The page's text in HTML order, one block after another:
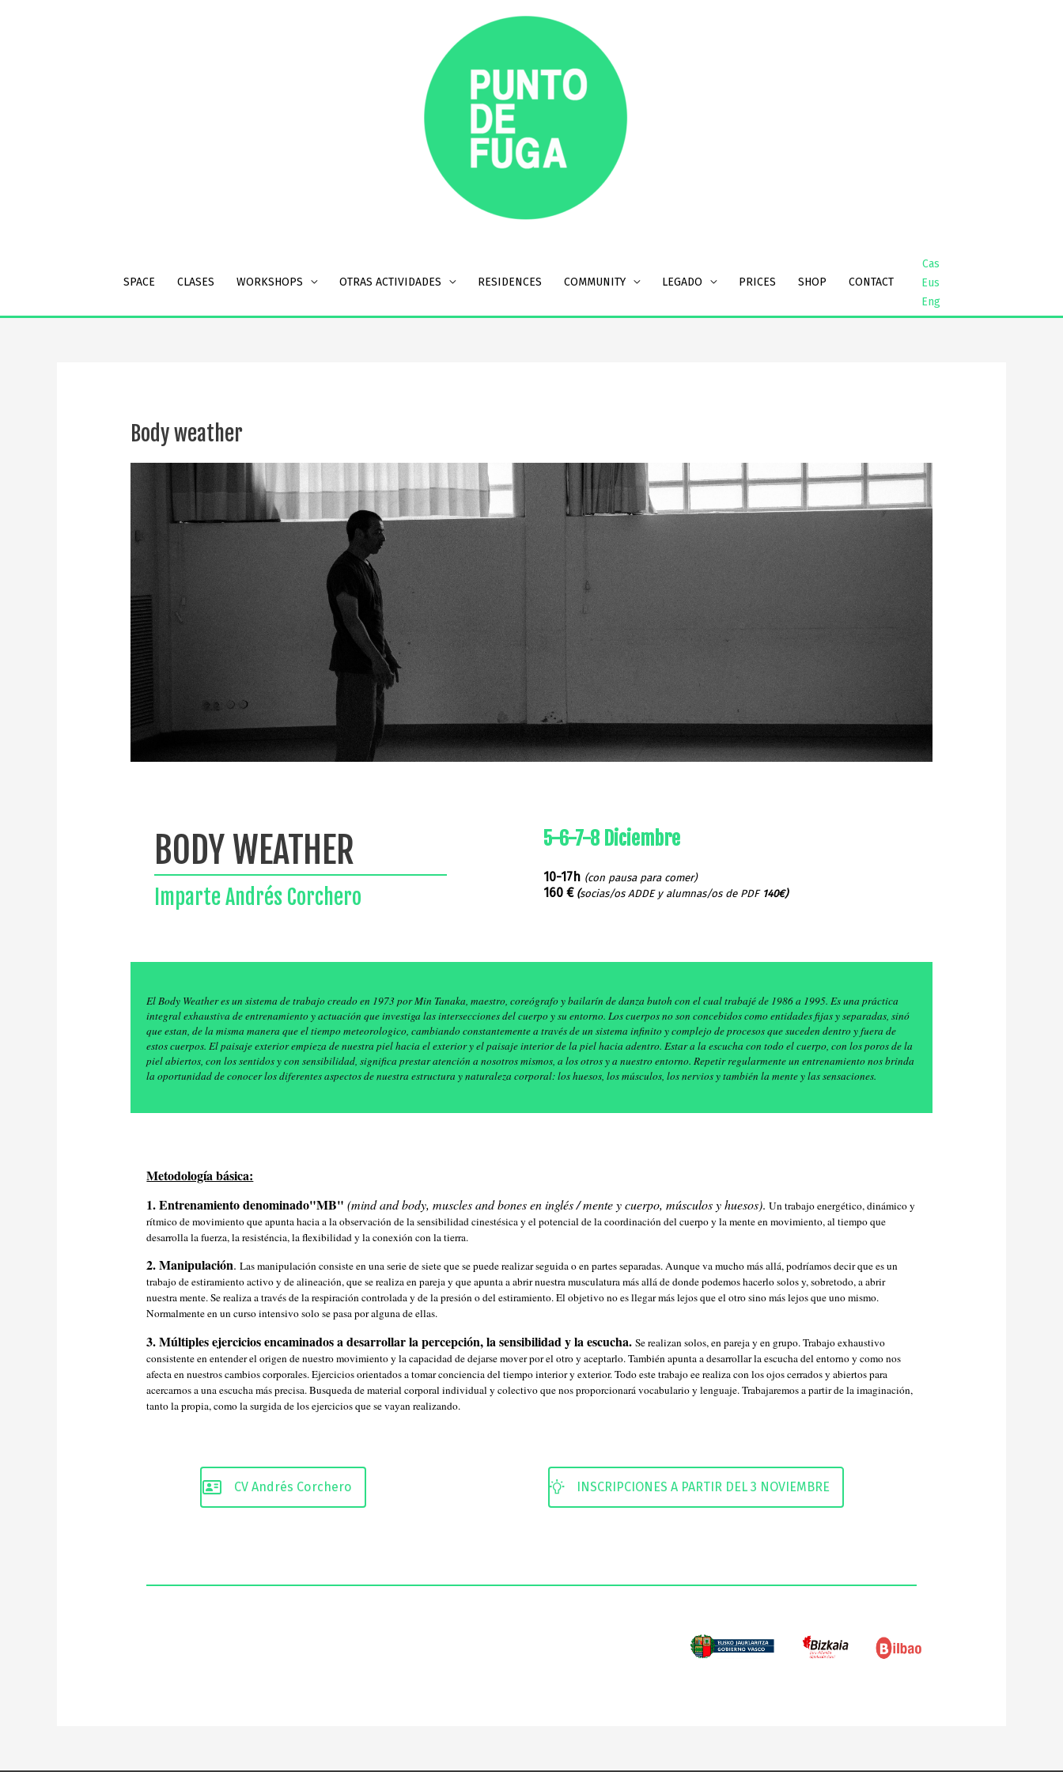
SPACE CLASES WORKSHOPS OTRAS ACTIVIDADES RESIDENCES COMMUNITY LEGADO PRICES SHOP CONTACT
Cas
Eus
Eng
Body weather
BODY WEATHER
Imparte Andrés Corchero
5-6-7-8 Diciembre
10-17h (con pausa para comer)
160 € (socias/os ADDE y alumnas/os de PDF140€)
El Body Weather es un sistema de trabajo creado en 1973 por Min Tanaka, maestro, coreógrafo y bailarín de danza butoh con el cual trabajé de 1986 a 1995. Es una práctica
integral exhaustiva de entrenamiento y actuación que investiga las intersecciones del cuerpo y su entorno. Los cuerpos no son concebidos como entidades fijas y separadas, sinó
que estan, de la misma manera que el tiempo meteorologico, cambiando constantemente a través de un sistema infinito y complejo de procesos que suceden dentro y fuera de
estos cuerpos. El paisaje exterior empieza de nuestra piel hacia el exterior y el paisaje interior de la piel hacia adentro. Estar a la escucha con todo el cuerpo, con los poros de la
piel abiertos, con los sentidos y con sensibilidad, significa prestar atención a nosotros mismos, a los otros y a nuestro entorno. Repetir regularmente un entrenamiento nos brinda
la oportunidad de conocer los diferentes aspectos de nuestra estructura y naturaleza corporal: los huesos, los músculos, los nervios y también la mente y las sensaciones.
Metodología básica:
1. Entrenamiento denominado"MB" (mind and body, muscles and bones en inglés / mente y cuerpo, músculos y huesos).Un trabajo energético, dinámico y
rítmico de movimiento que apunta hacia a la observación de la sensibilidad cinestésica y el potencial de la coordinación del cuerpo y la mente en movimiento, al tiempo que
desarrolla la fuerza, la resisténcia, la flexibilidad y la conexión con la tierra.
2. Manipulación.Las manipulación consiste en una serie de siete que se puede realizar seguida o en partes separadas. Aunque va mucho más allá, podríamos decir que es un
trabajo de estiramiento activo y de alineación, que se realiza en pareja y que apunta a abrir nuestra musculatura más allá de donde podemos hacerlo solos y, sobretodo, a abrir
nuestra mente. Se realiza a través de la respiración controlada y de la presión o del estiramiento. El objetivo no es llegar más lejos que el otro sino más lejos que uno mismo.
Normalmente en un curso intensivo solo se pasa por alguna de ellas.
3. Múltiples ejercicios encaminados a desarrollar la percepción, la sensibilidad y la escucha. Se realizan solos, en pareja y en grupo. Trabajo exhaustivo
consistente en entender el origen de nuestro movimiento y la capacidad de dejarse mover por el otro y aceptarlo. También apunta a desarrollar la escucha del entorno y como nos
afecta en nuestros cambios corporales. Ejercicios orientados a tomar conciencia del tiempo interior y exterior. Todo este trabajo ee realiza con los ojos cerrados y abiertos para
acercarnos a una escucha más precisa. Busqueda de material corporal individual y colectivo que nos proporcionará vocabulario y lenguaje. Trabajaremos a partir de la imaginación,
tanto la propia, como la surgida de los ejercicios que se vayan realizando.
CV Andrés Corchero INSCRIPCIONES A PARTIR DEL 3 NOVIEMBRE